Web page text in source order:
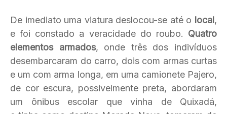
De imediato uma viatura deslocou-se até o local,
e foi constado a veracidade do roubo. Quatro
elementos armados, onde três dos indivíduos
desembarcaram do carro, dois com armas curtas
e um com arma longa, em uma camionete Pajero,
de cor escura, possivelmente preta, abordaram
um ônibus escolar que vinha de Quixadá,